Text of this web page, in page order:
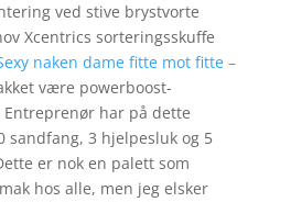
ved stive brystvorte
Xcentrics sorteringsskuffe
naken dame fitte mot fitte –
være powerboost-
har på dette
sandfang, 3 hjelpesluk og 5
er nok en palett som
hos alle, men jeg elsker